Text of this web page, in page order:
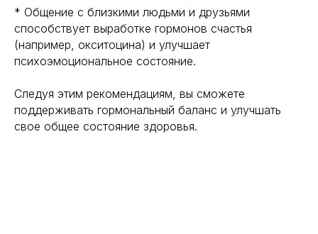
* Общение с близкими людьми и друзьями
способствует выработке гормонов счастья
(например, окситоцина) и улучшает
психоэмоциональное состояние.
Следуя этим рекомендациям, вы сможете
поддерживать гормональный баланс и улучшать
свое общее состояние здоровья.